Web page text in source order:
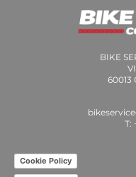
BIKE
60013
T:
Cookie Policy